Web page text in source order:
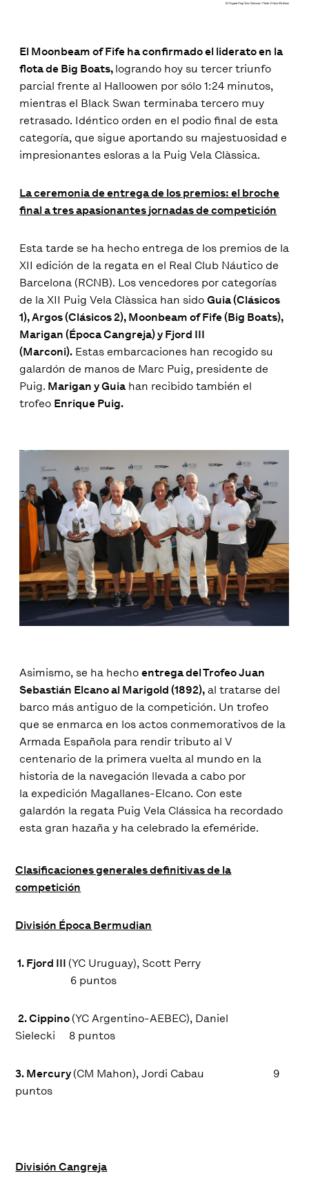
El Moonbeam of Fife ha confirmado el liderato en la
flota de Big Boats,logrando hoy su tercer triunfo
parcial frente al Halloowen por sólo 1:24 minutos,
mientras el Black Swan terminaba tercero muy
retrasado. Idéntico orden en el podio final de esta
categoría, que sigue aportando su majestuosidad e
impresionantes esloras a la Puig Vela Clàssica.
La ceremonia de entrega de los premios: el broche
final a tres apasionantes jornadas de competición
Esta tarde se ha hecho entrega de los premios de la
XII edición de la regata en el Real Club Náutico de
Barcelona (RCNB). Los vencedores por categorías
de la XII Puig Vela Clàssica han sidoGuia (Clásicos
1), Argos (Clásicos 2), Moonbeam of Fife (Big Boats),
Marigan (Época Cangreja) y Fjord III
(Marconi). Estas embarcaciones han recogido su
galardón de manos de Marc Puig, presidente de
Puig. Marigan y Guiahan recibido también el
trofeo Enrique Puig.
Asimismo, se ha hechoentrega del Trofeo Juan
Sebastián Elcano al Marigold (1892),al tratarse del
barco más antiguo de la competición. Un trofeo
que se enmarca en los actos conmemorativos de la
Armada Española para rendir tributo al V
centenario de la primera vuelta al mundo en la
historia de la navegación llevada a cabo por
la expedición Magallanes-Elcano. Con este
galardón la regata Puig Vela Clássica ha recordado
esta gran hazaña y ha celebrado la efeméride.
Clasificaciones generales definitivas de la
competición
División Época Bermudian
1. Fjord III (YC Uruguay), Scott Perry
6 puntos
2. Cippino(YC Argentino-AEBEC), Daniel
Sielecki
8 puntos
3. Mercury(CM Mahon), Jordi Cabau 9
puntos
División Cangreja